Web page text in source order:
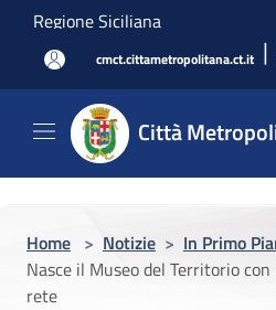
Salta al contenuto principale
Regione Siciliana
cmct.cittametropolitana.ct.it |
Città
Home > Notizie > In Primo
Nasce il Museo del Territorio
rete